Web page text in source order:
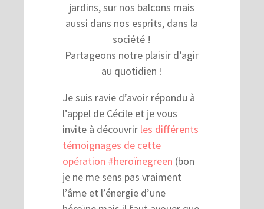
jardins, sur nos balcons mais
aussi dans nos esprits, dans la
société !
Partageons notre plaisir d’agir
au quotidien !
Je suis ravie d’avoir répondu à
l’appel de Cécile et je vous
invite à découvrir les différents
témoignages de cette
opération #heroïnegreen (bon
je ne me sens pas vraiment
l’âme et l’énergie d’une